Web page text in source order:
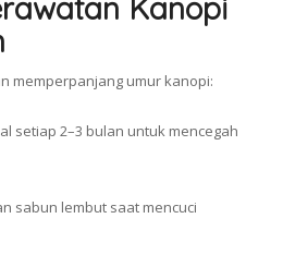
Kanopi
memperpanjang umur kanopi:
setiap 2–3 bulan untuk mencegah
sabun lembut saat mencuci